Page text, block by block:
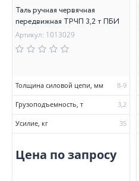
Таль ручная червячная
передвижная ТРЧП 3,2 т ПБИ
Артикул: 1013029
Толщина силовой цепи, мм 8-9
Грузоподъемность, т 3,2
Усилие, кг 35
Цена по запросу